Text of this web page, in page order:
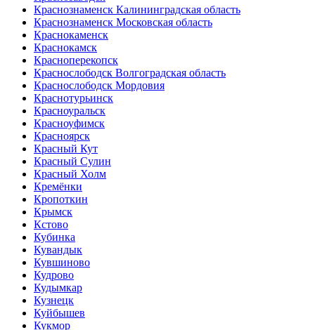
Краснознаменск Калининградская область
Краснознаменск Московская область
Краснокаменск
Краснокамск
Красноперекопск
Краснослободск Волгоградская область
Краснослободск Мордовия
Краснотурьинск
Красноуральск
Красноуфимск
Красноярск
Красный Кут
Красный Сулин
Красный Холм
Кремёнки
Кропоткин
Крымск
Кстово
Кубинка
Кувандык
Кувшиново
Кудрово
Кудымкар
Кузнецк
Куйбышев
Кукмор